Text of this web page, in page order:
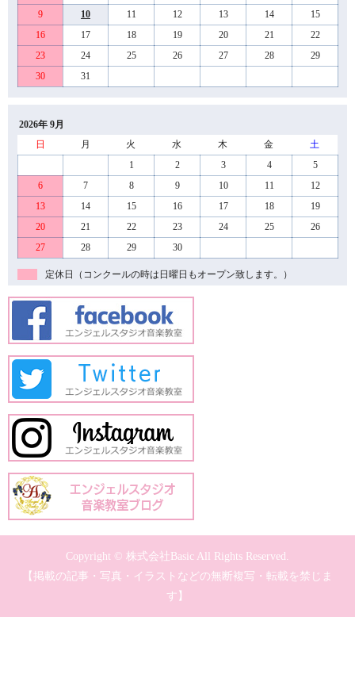
9
10 11 12 13 14
15
16
17 18 19 20 21
22
23
24 25 26 27 28
29
30
31
2026年 9月
日
月 火 水 木 金
土
1
2 3 4
5
6
7 8 9 10 11
12
13
14 15 16 17 18
19
20
21 22 23 24 25
26
27
28 29 30
定休日（コンクールの時は日曜日もオープン致します。）
Copyright © 株式会社Basic All Rights Reserved.
【掲載の記事・写真・イラストなどの無断複写・転載を禁じま
す】